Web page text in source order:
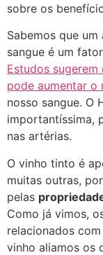
sobre os
Sabemos que
sangue é um
Estudos
pode aumentar o
nosso sangue. O
importantíssima,
nas artérias.
O vinho tinto é
muitas outras,
pelas
Como já vimos,
relacionados
vinho aliamos os